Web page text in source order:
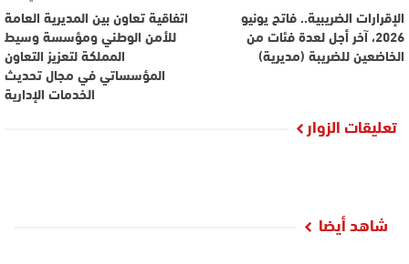
الإقرارات الضريبية.. فاتح يونيو
2026، آخر أجل لعدة فئات من
الخاضعين للضريبة (مديرية)
اتفاقية تعاون بين المديرية العامة
للأمن الوطني ومؤسسة وسيط
المملكة لتعزيز التعاون
المؤسساتي في مجال تحديث
الخدمات الإدارية
تعليقات الزوار
شاهد أيضا